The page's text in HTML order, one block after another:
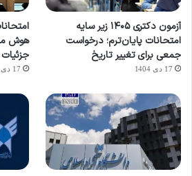
آزمون دکتری ۱۴۰۵ زیر سایه
امتحانات پایان‌ترم؛ درخواست
جمعی برای تغییر تاریخ
17 دی 1404
هوش
17 دی 1404